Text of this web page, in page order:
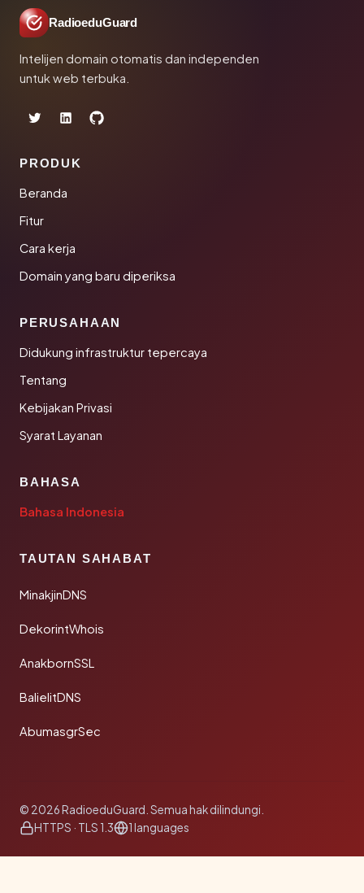
RadioeduGuard
Intelijen domain otomatis dan independen
untuk web terbuka.
PRODUK
Beranda
Fitur
Cara kerja
Domain yang baru diperiksa
PERUSAHAAN
Didukung infrastruktur tepercaya
Tentang
Kebijakan Privasi
Syarat Layanan
BAHASA
Bahasa Indonesia
TAUTAN SAHABAT
MinakjinDNS
DekorintWhois
AnakbornSSL
BalielitDNS
AbumasgrSec
© 2026 RadioeduGuard. Semua hak dilindungi.
HTTPS · TLS 1.3
1 languages